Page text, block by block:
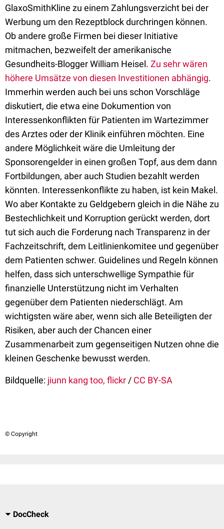
GlaxoSmithKline zu einem Zahlungsverzicht bei der
Werbung um den Rezeptblock durchringen können.
Ob andere große Firmen bei dieser Initiative
mitmachen, bezweifelt der amerikanische
Gesundheits-Blogger William Heisel. Zu sehr wären
höhere Umsätze von diesen Investitionen abhängig.
Immerhin werden auch bei uns schon Vorschläge
diskutiert, die etwa eine Dokumention von
Interessenkonflikten für Patienten im Wartezimmer
des Arztes oder der Klinik einführen möchten. Eine
andere Möglichkeit wäre die Umleitung der
Sponsorengelder in einen großen Topf, aus dem dann
Fortbildungen, aber auch Studien bezahlt werden
könnten. Interessenkonflikte zu haben, ist kein Makel.
Wo aber Kontakte zu Geldgebern gleich in die Nähe zu
Bestechlichkeit und Korruption gerückt werden, dort
tut sich auch die Forderung nach Transparenz in der
Fachzeitschrift, dem Leitlinienkomitee und gegenüber
dem Patienten schwer. Guidelines und Regeln können
helfen, dass sich unterschwellige Sympathie für
finanzielle Unterstützung nicht im Verhalten
gegenüber dem Patienten niederschlägt. Am
wichtigsten wäre aber, wenn sich alle Beteiligten der
Risiken, aber auch der Chancen einer
Zusammenarbeit zum gegenseitigen Nutzen ohne die
kleinen Geschenke bewusst werden.
Bildquelle: jiunn kang too, flickr / CC BY-SA
© Copyright
DocCheck